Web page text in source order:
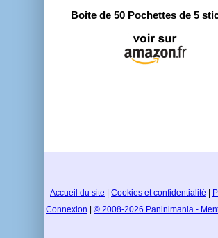
Boite de 50 Pochettes de 5
Accueil du site Cookies et confidentialité
Connexion
© 2008-2026 Paninimania -